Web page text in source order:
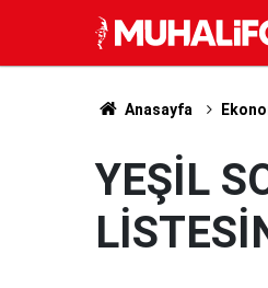
Anasayfa
YEŞİL